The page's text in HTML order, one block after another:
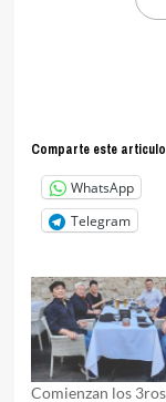
Comparte este
WhatsApp
Telegram
Comienzan los 3ros